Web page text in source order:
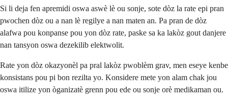
Si li deja fen apremidi oswa aswè lè ou sonje, sote dòz la rate epi pran
pwochen dòz ou a nan lè regilye a nan maten an. Pa pran de dòz
alafwa pou konpanse pou yon dòz rate, paske sa ka lakòz gout danjere
nan tansyon oswa dezekilib elektwolit.
Rate yon dòz okazyonèl pa pral lakòz pwoblèm grav, men eseye kenbe
konsistans pou pi bon rezilta yo. Konsidere mete yon alam chak jou
oswa itilize yon òganizatè grenn pou ede ou sonje orè medikaman ou.